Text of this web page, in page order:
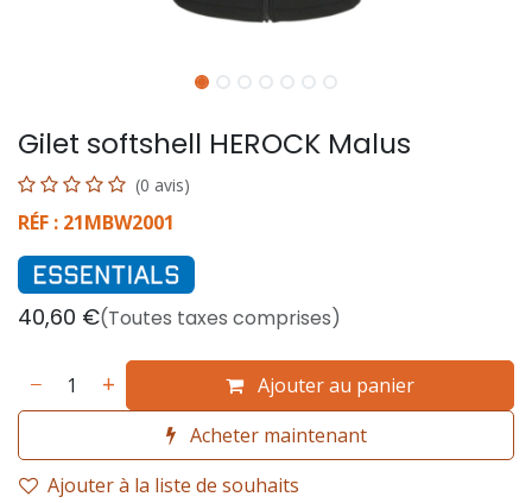
Gilet softshell HEROCK Malus
(0 avis)
RÉF : 21MBW2001
40,60 €(Toutes taxes comprises)
Ajouter au panier
Acheter maintenant
Ajouter à la liste de souhaits